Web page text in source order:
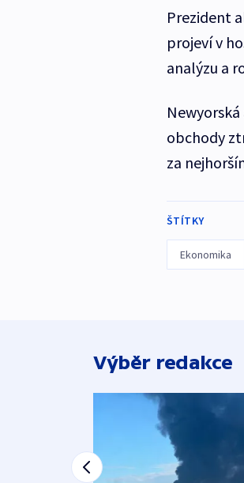
Prezident
projeví v
analýzu a
obchody
za
ŠTÍTKY
Ekonomika
Výběr redakce